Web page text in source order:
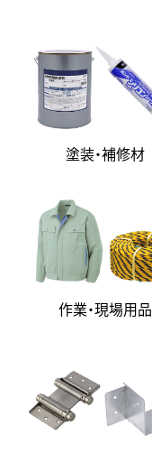
塗装・補修材
作業・現場用品